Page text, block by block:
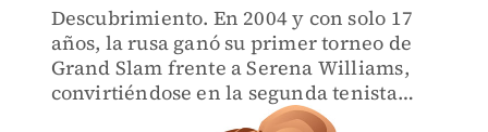
Descubrimiento. En 2004 y con solo 17
años, la rusa ganó su primer torneo de
Grand Slam frente a Serena Williams,
convirtiéndose en la segunda tenista
más joven en obtenerlo.